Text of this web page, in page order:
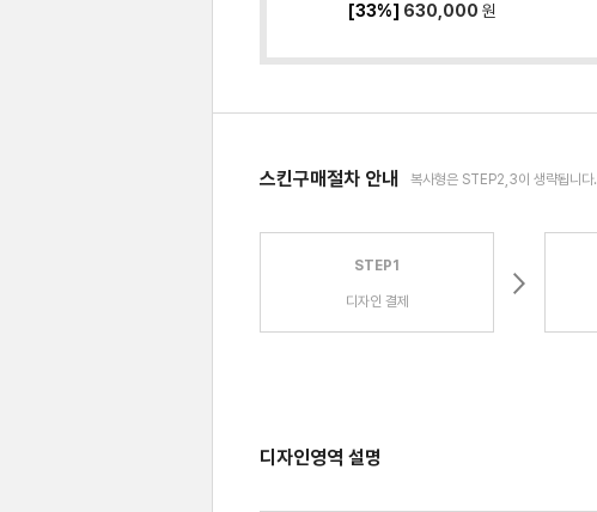
[33%] 630,000 원
스킨구매절차 안내 복사형은 STEP2,3이 생략됩니다.
STEP1
디자인 결제
디자인영역 설명